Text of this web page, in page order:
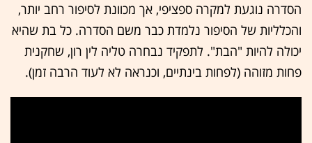
הסדרה נוגעת למקרה ספציפי, אך מכוונת לסיפור רחב יותר,
והכלליות של הסיפור נלמדת כבר משם הסדרה. כל בת שהיא
יכולה להיות "הבת". לתפקיד נבחרה טליה לין רון, שחקנית
פחות מזוהה (לפחות בינתיים, וכנראה לא לעוד הרבה זמן).